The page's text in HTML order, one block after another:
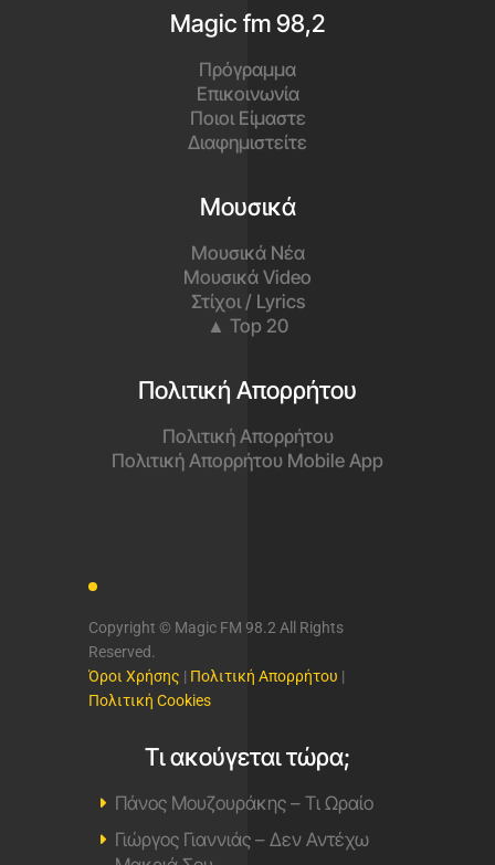
Magic fm 98,2
Πρόγραμμα
Επικοινωνία
Ποιοι Είμαστε
Διαφημιστείτε
Μουσικά
Μουσικά Νέα
Μουσικά Video
Στίχοι / Lyrics
▲ Top 20
Πολιτική Απορρήτου
Πολιτική Απορρήτου
Πολιτική Απορρήτου Mobile App
Copyright © Magic FM 98.2 All Rights
Reserved.
Όροι Χρήσης | Πολιτική Απορρήτου |
Πολιτική Cookies
Τι ακούγεται τώρα;
Πάνος Μουζουράκης – Τι Ωραίο
Γιώργος Γιαννιάς – Δεν Αντέχω